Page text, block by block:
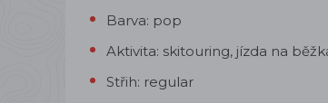
Barva: pop
Aktivita: skitouring, jízda na
Střih: regular